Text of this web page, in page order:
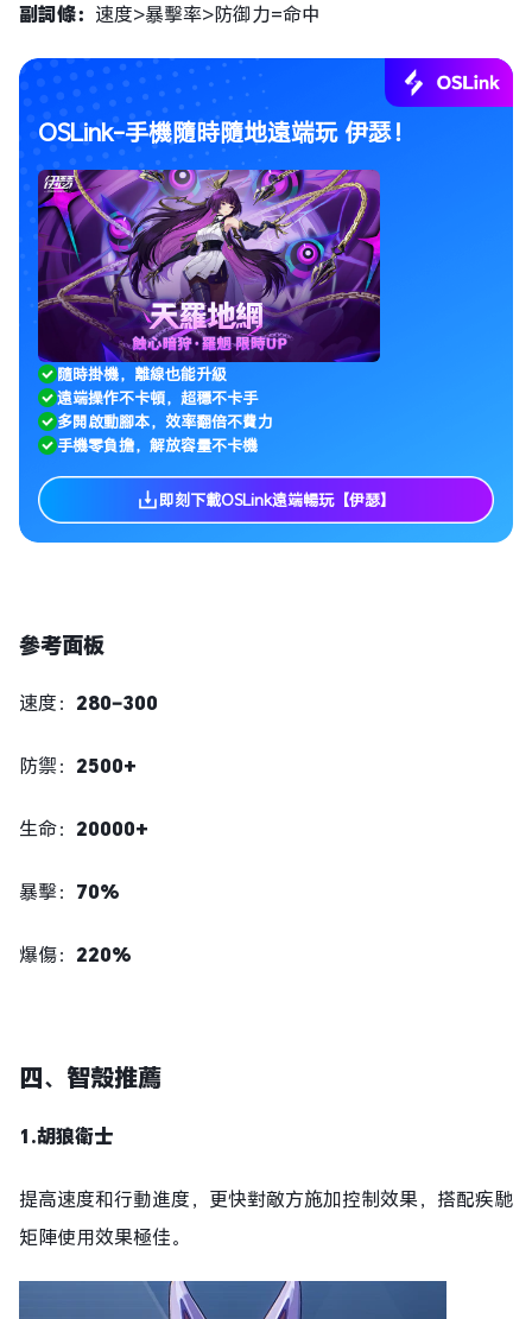
副詞條： 速度>暴擊率>防御力=命中
OSLink-手機隨時隨地遠端玩 伊瑟！
隨時掛機，離線也能升級
遠端操作不卡頓，超穩不卡手
多開啟動腳本，效率翻倍不費力
手機零負擔，解放容量不卡機
即刻下載OSLink遠端暢玩【伊瑟】
參考面板
速度： 280–300
防禦： 2500+
生命： 20000+
暴擊： 70%
爆傷： 220%
四、智殼推薦
1.胡狼衛士
提高速度和行動進度，更快對敵方施加控制效果，搭配疾馳
矩陣使用效果極佳。